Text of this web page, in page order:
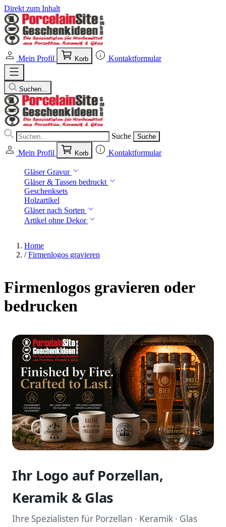
Direkt zum Inhalt
Mein Profil Korb Kontaktformular
Suchen...
Suche Suche
Mein Profil Korb Kontaktformular
Gläser Gravur
Gläser & Tassen bedruckt
Geschenksets
Holzartikel
Gläser nach Sorten
Artikel ohne Dekor
Home
/ Firmenlogos gravieren
Firmenlogos gravieren oder
bedrucken
Gläser von PorcelainSite">
Ihr Logo auf Porzellan,
Keramik & Glas
Ihre Spezialisten für Porzellan · Keramik · Glas